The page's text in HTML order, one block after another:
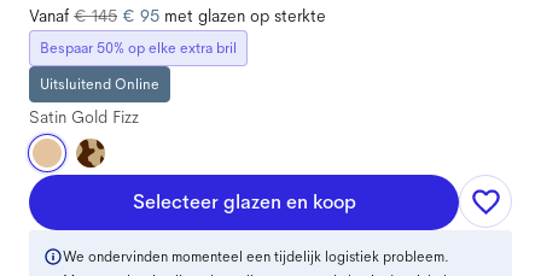
Vanaf € 145 € 95 met glazen op sterkte
Bespaar 50% op elke extra bril
Uitsluitend Online
Satin Gold Fizz
Selecteer glazen en koop
We ondervinden momenteel een tijdelijk logistiek probleem.